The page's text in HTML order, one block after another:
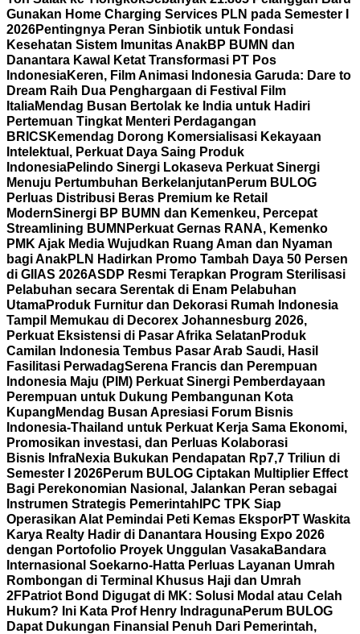
Gunakan Home Charging Services PLN pada Semester I
2026Pentingnya Peran Sinbiotik untuk Fondasi
Kesehatan Sistem Imunitas AnakBP BUMN dan
Danantara Kawal Ketat Transformasi PT Pos
IndonesiaKeren, Film Animasi Indonesia Garuda: Dare to
Dream Raih Dua Penghargaan di Festival Film
ItaliaMendag Busan Bertolak ke India untuk Hadiri
Pertemuan Tingkat Menteri Perdagangan
BRICS Kemendag Dorong Komersialisasi Kekayaan
Intelektual, Perkuat Daya Saing Produk
IndonesiaPelindo Sinergi Lokaseva Perkuat Sinergi
Menuju Pertumbuhan Berkelanjutan Perum BULOG
Perluas Distribusi Beras Premium ke Retail
ModernSinergi BP BUMN dan Kemenkeu, Percepat
Streamlining BUMN Perkuat Gernas RANA, Kemenko
PMK Ajak Media Wujudkan Ruang Aman dan Nyaman
bagi AnakPLN Hadirkan Promo Tambah Daya 50 Persen
di GIIAS 2026ASDP Resmi Terapkan Program Sterilisasi
Pelabuhan secara Serentak di Enam Pelabuhan
UtamaProduk Furnitur dan Dekorasi Rumah Indonesia
Tampil Memukau di Decorex Johannesburg 2026,
Perkuat Eksistensi di Pasar Afrika Selatan Produk
Camilan Indonesia Tembus Pasar Arab Saudi, Hasil
Fasilitasi PerwadagSerena Francis dan Perempuan
Indonesia Maju (PIM) Perkuat Sinergi Pemberdayaan
Perempuan untuk Dukung Pembangunan Kota
Kupang Mendag Busan Apresiasi Forum Bisnis
Indonesia-Thailand untuk Perkuat Kerja Sama Ekonomi,
Promosikan investasi, dan Perluas Kolaborasi
Bisnis InfraNexia Bukukan Pendapatan Rp7,7 Triliun di
Semester I 2026Perum BULOG Ciptakan Multiplier Effect
Bagi Perekonomian Nasional, Jalankan Peran sebagai
Instrumen Strategis Pemerintah IPC TPK Siap
Operasikan Alat Pemindai Peti Kemas EksporPT Waskita
Karya Realty Hadir di Danantara Housing Expo 2026
dengan Portofolio Proyek Unggulan VasakaBandara
Internasional Soekarno-Hatta Perluas Layanan Umrah
Rombongan di Terminal Khusus Haji dan Umrah
2FPatriot Bond Digugat di MK: Solusi Modal atau Celah
Hukum? Ini Kata Prof Henry IndragunaPerum BULOG
Dapat Dukungan Finansial Penuh Dari Pemerintah,